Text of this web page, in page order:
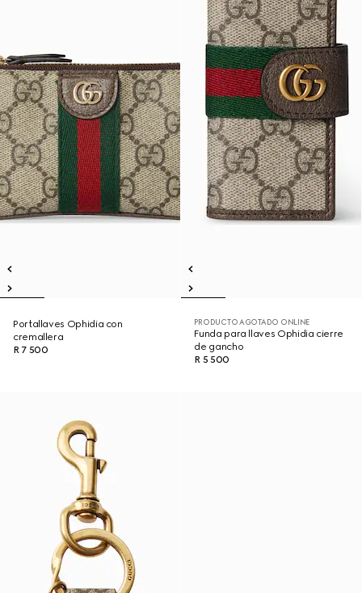
Portallaves Ophidia con
cremallera
R 7 500
PRODUCTO AGOTADO ONLINE
Funda para llaves Ophidia cierre
de gancho
R 5 500